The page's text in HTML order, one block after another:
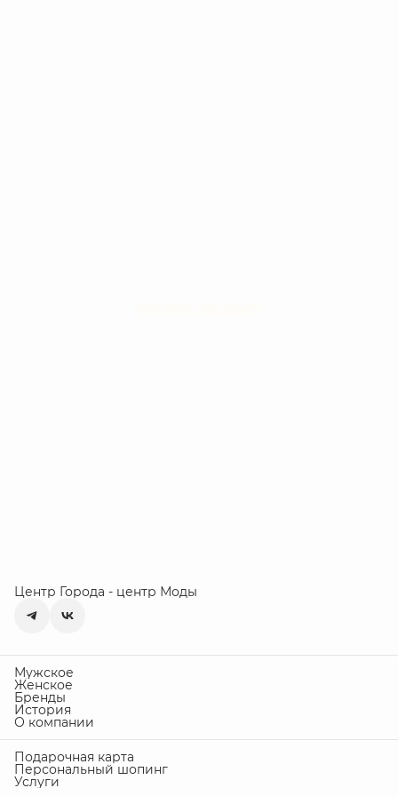
Центр Города - центр Моды
Мужское
Женское
Бренды
История
О компании
Подарочная карта
Персональный шопинг
Услуги